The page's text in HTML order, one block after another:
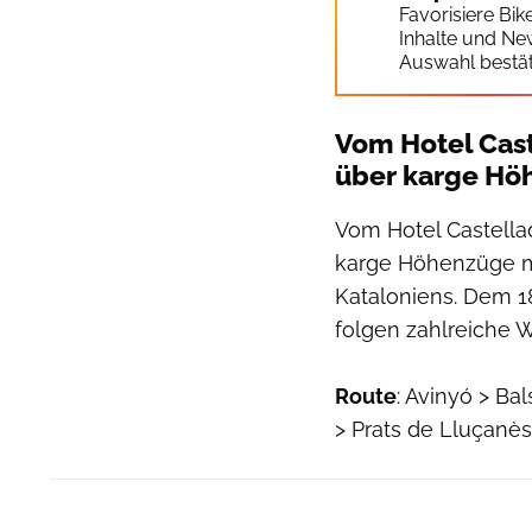
Favorisiere
Inhalte und
Auswahl
Vom Hotel
über karge
Vom Hotel
karge Höhenzüge
Kataloniens. Dem
folgen zahlreiche
Route: Avinyó >
> Prats de